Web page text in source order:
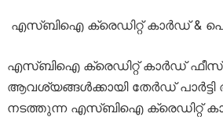
എസ്ബിഐ ക്രെഡിറ്റ് കാർഡ് &
എസ്ബിഐ ക്രെഡിറ്റ് കാർഡ് ഫീസ്:
ആവശ്യങ്ങൾക്കായി തേർഡ്
നടത്തുന്ന എസ്ബിഐ ക്രെഡിറ്റ്